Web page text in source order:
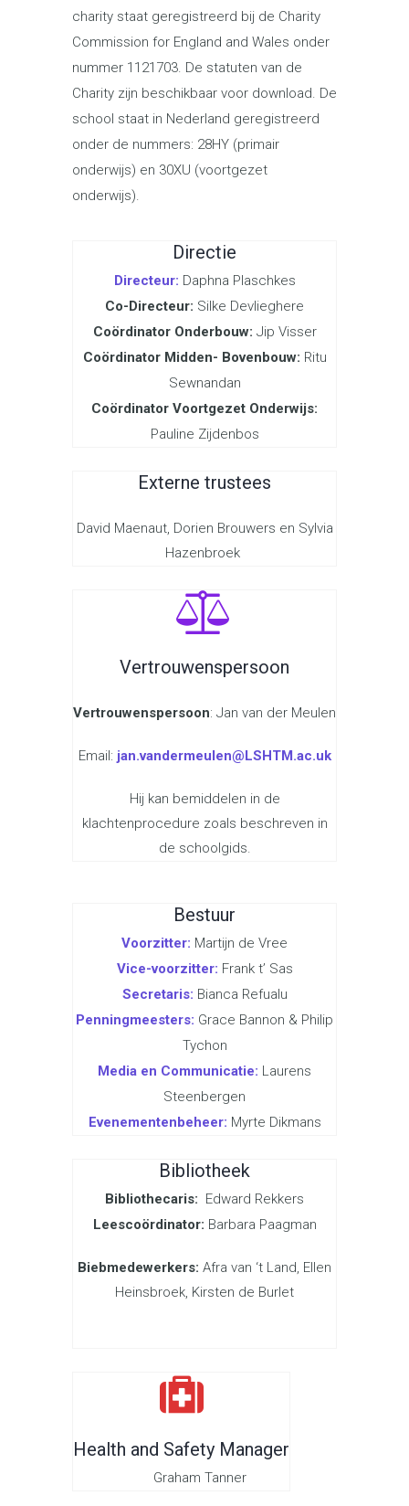
charity staat geregistreerd bij de Charity
Commission for England and Wales onder
nummer 1121703. De statuten van de
Charity zijn beschikbaar voor download. De
school staat in Nederland geregistreerd
onder de nummers: 28HY (primair
onderwijs) en 30XU (voortgezet
onderwijs).
Directie
Directeur: Daphna Plaschkes
Co-Directeur: Silke Devlieghere
Coördinator Onderbouw: Jip Visser
Coördinator Midden- Bovenbouw: Ritu
Sewnandan
Coördinator Voortgezet Onderwijs:
Pauline Zijdenbos
Externe trustees
David Maenaut, Dorien Brouwers en Sylvia
Hazenbroek
Vertrouwenspersoon
Vertrouwenspersoon: Jan van der Meulen
Email: jan.vandermeulen@LSHTM.ac.uk
Hij kan bemiddelen in de
klachtenprocedure zoals beschreven in
de schoolgids.
Bestuur
Voorzitter: Martijn de Vree
Vice-voorzitter: Frank t’ Sas
Secretaris: Bianca Refualu
Penningmeesters: Grace Bannon & Philip
Tychon
Media en Communicatie: Laurens
Steenbergen
Evenementenbeheer: Myrte Dikmans
Bibliotheek
Bibliothecaris: Edward Rekkers
Leescoördinator: Barbara Paagman
Biebmedewerkers: Afra van ‘t Land, Ellen
Heinsbroek, Kirsten de Burlet
Health and Safety Manager
Graham Tanner